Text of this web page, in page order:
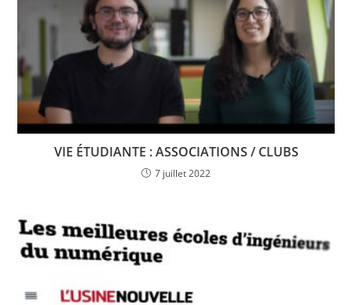
VIE ÉTUDIANTE : ASSOCIATIONS / CLUBS
7 juillet 2022